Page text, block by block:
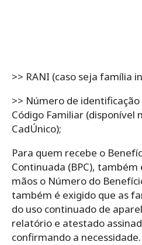
>> RANI (caso seja família
>> Número de identificação
Código Familiar
CadÚnico);
Para quem recebe o
Continuada (BPC),
mãos o Número do
também é exigido que as
do uso continuado de
relatório e atestado
confirmando a necessidade.